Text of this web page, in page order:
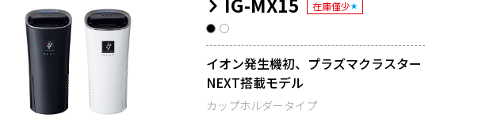
在庫僅少★
イオン発生機初、プラズマクラスター
NEXT搭載モデル
カップホルダータイプ